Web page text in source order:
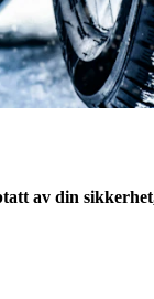
av din